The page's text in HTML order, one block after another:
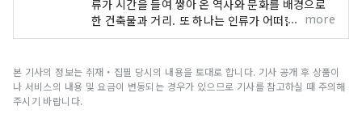
우는 시간을.
류가 시간을 들여 쌓아 온 역사와 문화를 배경으로
한 건축물과 거리. 또 하나는 인류가 어떠한 손을 더
하지 않은 자연이다. 우리는 전 세계를 모험하고 그
을 찾아낸다. 전세계 사람들에게 마음을 매료하는
아트 작품으로 전달합니다.
more
본 기사의 정보는 취재・집필 당시의 내용을 토대로 합니다. 기사 공개 후 상품이
나 서비스의 내용 및 요금이 변동되는 경우가 있으므로 기사를 참고하실 때 주의해
주시기 바랍니다.